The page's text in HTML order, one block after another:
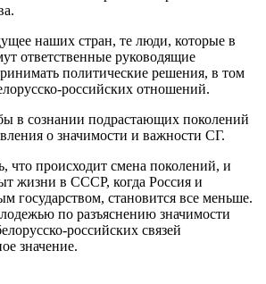
наших стран, те люди, которые в
ответственные руководящие
политические решения, в том
российских отношений.
в сознании подрастающих поколений
о значимости и важности СГ.
что происходит смена поколений, и
жизни в СССР, когда Россия и
государством, становится все меньше.
по разъяснению значимости
российских связей
значение.